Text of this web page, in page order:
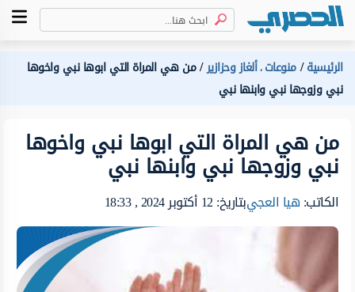
الرئيسية منوعات،ألغاز وحزازير من هي المراة التي ابوها نبي واخوها
نبي وزوجها نبي وابنها نبي
من هي المراة التي ابوها نبي واخوها
نبي وزوجها نبي وابنها نبي
الكاتب:هيا العجيبتاريخ: 12 أكتوبر 2024 , 18:33